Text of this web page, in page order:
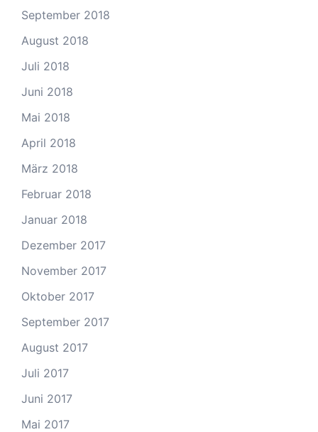
September 2018
August 2018
Juli 2018
Juni 2018
Mai 2018
April 2018
März 2018
Februar 2018
Januar 2018
Dezember 2017
November 2017
Oktober 2017
September 2017
August 2017
Juli 2017
Juni 2017
Mai 2017